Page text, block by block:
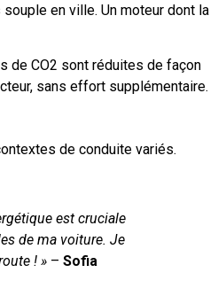
en ville. Un moteur dont la
de CO2 sont réduites de façon
sans effort supplémentaire.
de conduite variés.
est cruciale
de ma voiture. Je
! » – Sofia